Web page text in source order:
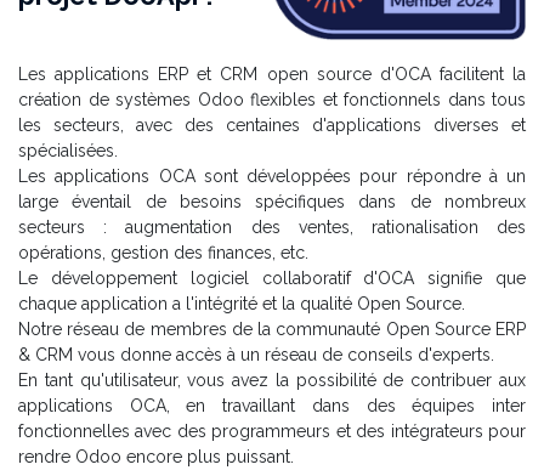
Les applications ERP et CRM open source d'OCA facilitent la
création de systèmes Odoo flexibles et fonctionnels dans tous
les secteurs, avec des centaines d'applications diverses et
spécialisées.
Les applications OCA sont développées pour répondre à un
large éventail de besoins spécifiques dans de nombreux
secteurs : augmentation des ventes, rationalisation des
opérations, gestion des finances, etc.
Le développement logiciel collaboratif d'OCA signifie que
chaque application a l'intégrité et la qualité Open Source.
Notre réseau de membres de la communauté Open Source ERP
& CRM vous donne accès à un réseau de conseils d'experts.
En tant qu'utilisateur, vous avez la possibilité de contribuer aux
applications OCA, en travaillant dans des équipes inter
fonctionnelles avec des programmeurs et des intégrateurs pour
rendre Odoo encore plus puissant.